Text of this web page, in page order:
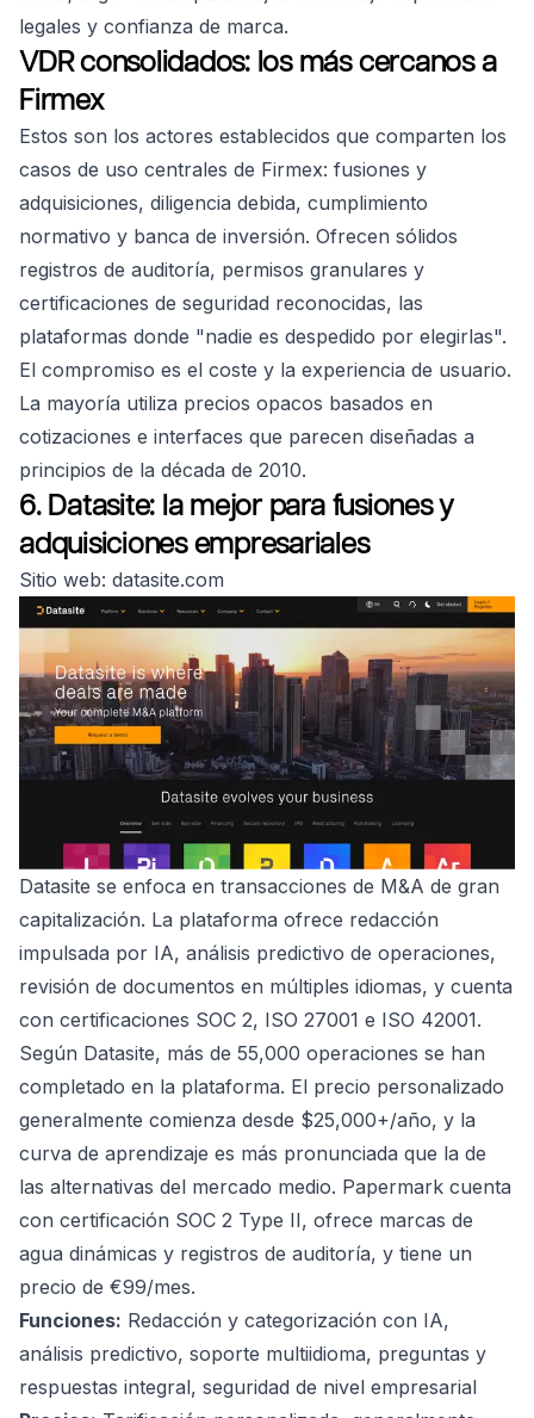
legales y confianza de marca.
VDR consolidados: los más cercanos a
Firmex
Estos son los actores establecidos que comparten los
casos de uso centrales de Firmex: fusiones y
adquisiciones, diligencia debida, cumplimiento
normativo y banca de inversión. Ofrecen sólidos
registros de auditoría, permisos granulares y
certificaciones de seguridad reconocidas, las
plataformas donde "nadie es despedido por elegirlas".
El compromiso es el coste y la experiencia de usuario.
La mayoría utiliza precios opacos basados en
cotizaciones e interfaces que parecen diseñadas a
principios de la década de 2010.
6. Datasite: la mejor para fusiones y
adquisiciones empresariales
Sitio web: datasite.com
Datasite se enfoca en transacciones de M&A de gran
capitalización. La plataforma ofrece redacción
impulsada por IA, análisis predictivo de operaciones,
revisión de documentos en múltiples idiomas, y cuenta
con certificaciones SOC 2, ISO 27001 e ISO 42001.
Según Datasite, más de 55,000 operaciones se han
completado en la plataforma. El precio personalizado
generalmente comienza desde $25,000+/año, y la
curva de aprendizaje es más pronunciada que la de
las alternativas del mercado medio. Papermark cuenta
con certificación SOC 2 Type II, ofrece marcas de
agua dinámicas y registros de auditoría, y tiene un
precio de €99/mes.
Funciones: Redacción y categorización con IA,
análisis predictivo, soporte multiidioma, preguntas y
respuestas integral, seguridad de nivel empresarial